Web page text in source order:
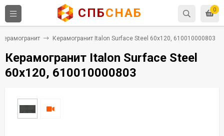
0
СПБСНАБ
Керамогранит Керамогранит Italon Surface Steel 60x120, 610010000803
Керамогранит Italon Surface Steel
60x120, 610010000803